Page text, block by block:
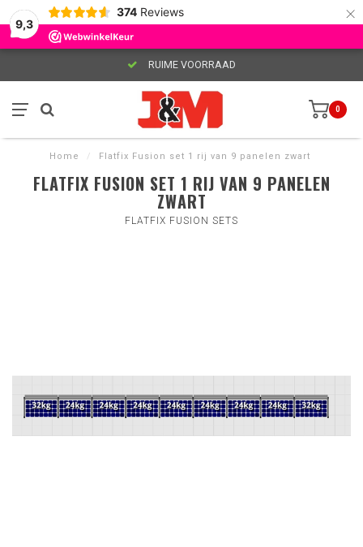
9,3
374 Reviews ×
RUIME VOORRAAD
0
Home / Flatfix Fusion set 1 rij van 9 panelen zwart
FLATFIX FUSION SET 1 RIJ VAN 9 PANELEN
ZWART
FLATFIX FUSION SETS